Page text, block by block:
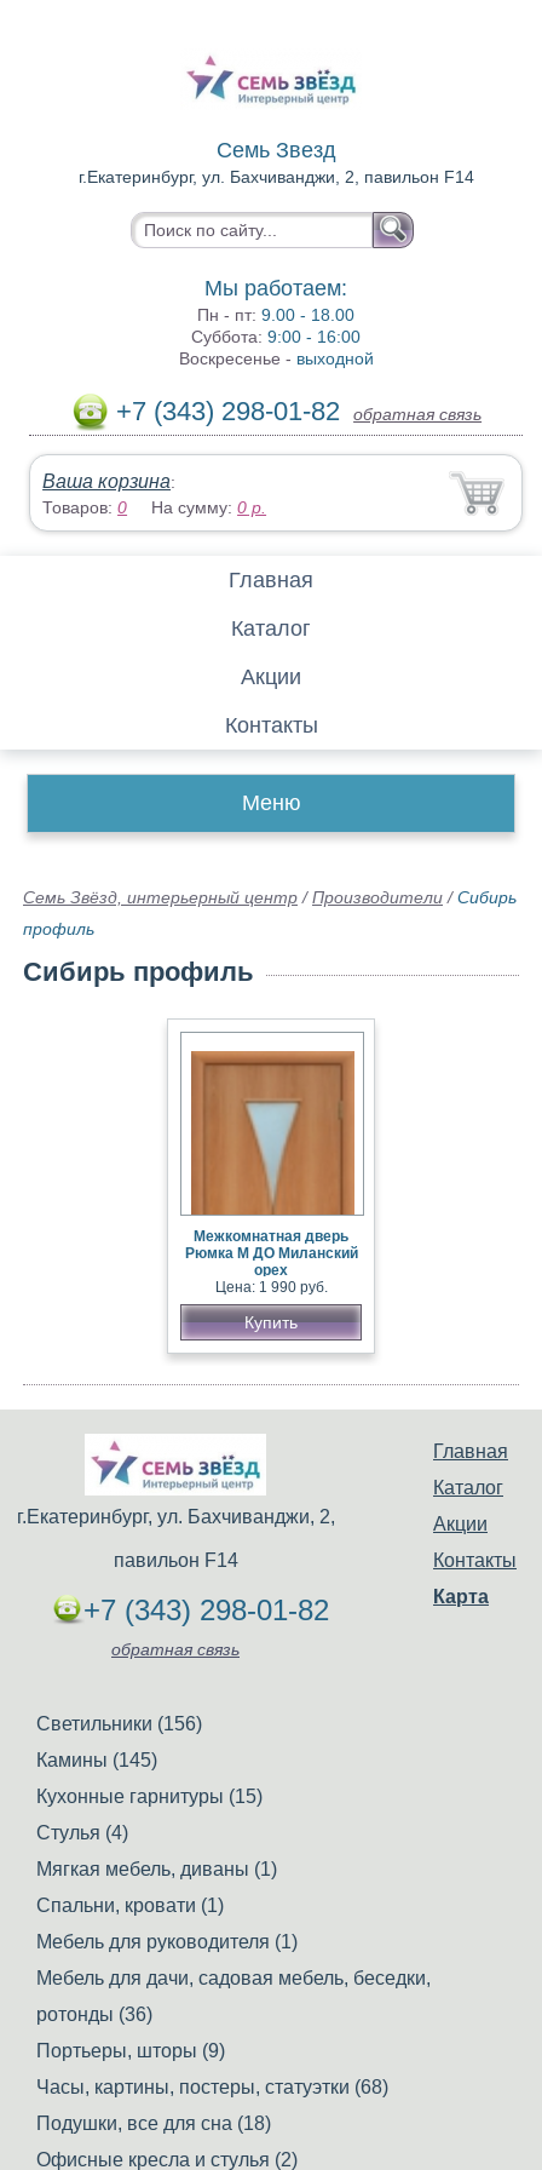
Семь Звезд
г.Екатеринбург, ул. Бахчиванджи, 2, павильон F14
Мы работаем:
Пн - пт:9.00 - 18.00
Суббота:9:00 - 16:00
Воскресенье - выходной
+7 (343) 298-01-82 обратная связь
Ваша корзина:
Товаров:0 На сумму:0 р.
Главная
Каталог
Акции
Контакты
Меню
Семь Звёзд, интерьерный центр /Производители /Сибирь
профиль
Сибирь профиль
Межкомнатная дверь
Рюмка М ДО Миланский
орех
Цена: 1 990 руб.
Купить
Главная
Каталог
Акции
Контакты
Карта
г.Екатеринбург, ул. Бахчиванджи, 2,
павильон F14
+7 (343) 298-01-82
обратная связь
Светильники (156)
Камины (145)
Кухонные гарнитуры (15)
Стулья (4)
Мягкая мебель, диваны (1)
Спальни, кровати (1)
Мебель для руководителя (1)
Мебель для дачи, садовая мебель, беседки,
ротонды (36)
Портьеры, шторы (9)
Часы, картины, постеры, статуэтки (68)
Подушки, все для сна (18)
Офисные кресла и стулья (2)